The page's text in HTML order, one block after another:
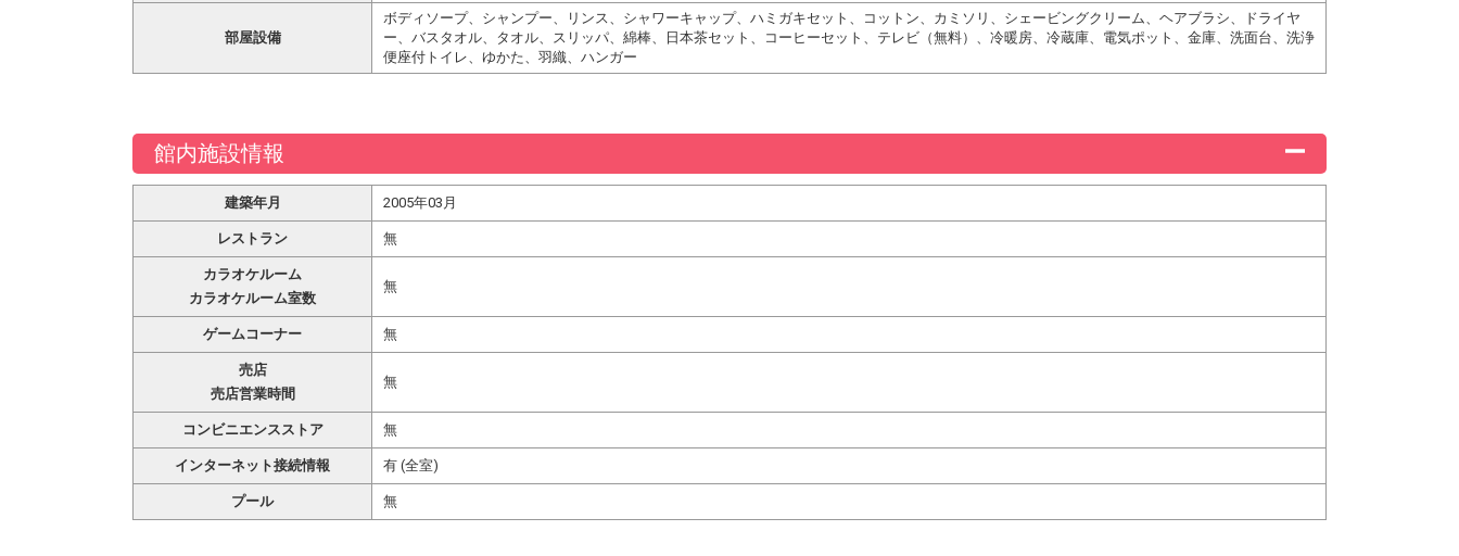
部屋設備
ボディソープ、シャンプー、リンス、シャワーキャップ、ハミガキセット、コットン、カミソリ、シェービングクリーム、ヘアブラシ、ドライヤ
ー、バスタオル、タオル、スリッパ、綿棒、日本茶セット、コーヒーセット、テレビ（無料）、冷暖房、冷蔵庫、電気ポット、金庫、洗面台、洗浄
便座付トイレ、ゆかた、羽織、ハンガー
館内施設情報
建築年月 2005年03月
レストラン 無
カラオケルーム
カラオケルーム室数
無
ゲームコーナー 無
売店
売店営業時間
無
コンビニエンスストア 無
インターネット接続情報 有 (全室)
プール 無